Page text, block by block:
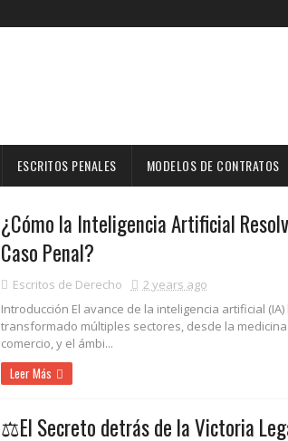
ESCRITOS PENALES MODELOS DE CONTRATOS
¿Cómo la Inteligencia Artificial
Caso Penal?
Escritos de Derecho
2 years ago
Introducción El avance de la inteligencia artificial (IA)
transformado múltiples sectores, desde la
comercio, y el ámbi...
Leer Más
⚖️El Secreto detrás de la Victoria